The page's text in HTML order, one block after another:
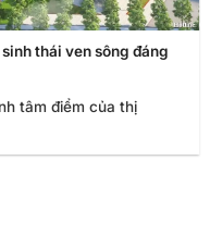
thái ven sông đáng
tâm điểm của thị